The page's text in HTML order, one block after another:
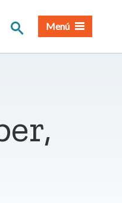
Buscar en el sitio
Menú